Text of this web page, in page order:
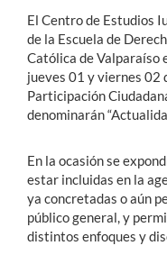
Funcionarios
Alumni
El Centro de Estudios
de la Escuela de
Católica de Valparaíso
jueves 01 y viernes 02
Participación
denominarán
En la ocasión se
estar incluidas en la
ya concretadas o aún
público general, y
distintos enfoques y